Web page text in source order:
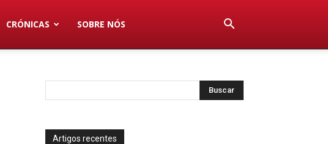
CRÓNICAS SOBRE NÓS
Artigos recentes